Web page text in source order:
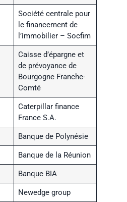
Société centrale pour
le financement de
l’immobilier – Socfim
Caisse d’épargne et
de prévoyance de
Bourgogne Franche-
Comté
Caterpillar finance
France S.A.
Banque de Polynésie
Banque de la Réunion
Banque BIA
Newedge group